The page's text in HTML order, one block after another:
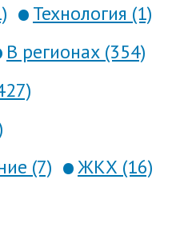
Технология (1)
В регионах (354)
(7)
ЖКХ (16)